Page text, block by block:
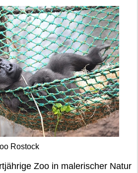
Rostock
Zoo in malerischer Natur